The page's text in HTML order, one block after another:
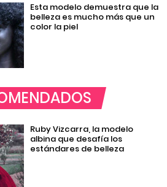
Esta modelo demuestra que la
belleza es mucho más que un
color la piel
Ruby Vizcarra, la modelo
albina que desafía los
estándares de belleza